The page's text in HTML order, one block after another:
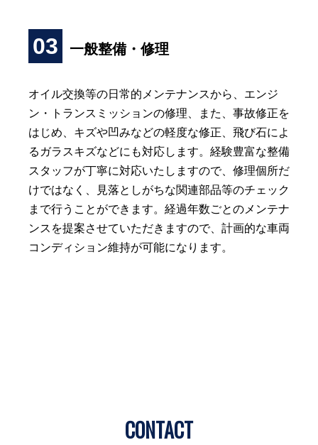
03 一般整備・修理
オイル交換等の日常的メンテナンスから、エンジ
ン・トランスミッションの修理、また、事故修正を
はじめ、キズや凹みなどの軽度な修正、飛び石によ
るガラスキズなどにも対応します。経験豊富な整備
スタッフが丁寧に対応いたしますので、修理個所だ
けではなく、見落としがちな関連部品等のチェック
まで行うことができます。経過年数ごとのメンテナ
ンスを提案させていただきますので、計画的な車両
コンディション維持が可能になります。
CONTACT